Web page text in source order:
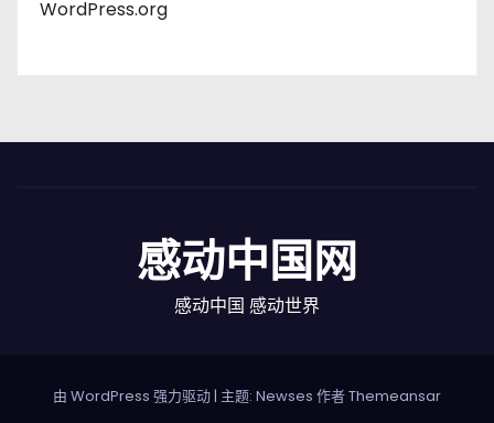
WordPress.org
感动中国网
感动中国 感动世界
由 WordPress 强力驱动 | 主题: Newses 作者Themeansar